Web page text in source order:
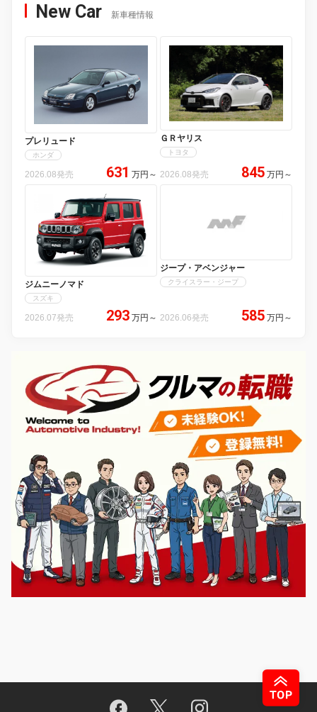
New Car 新車種情報
プレリュード
ホンダ
2026.08発売 631 万円 ～
ＧＲヤリス
トヨタ
2026.08発売 845 万円 ～
ジムニーノマド
スズキ
2026.07発売 293 万円 ～
ジープ・アベンジャー
クライスラー・ジープ
2026.06発売 585 万円 ～